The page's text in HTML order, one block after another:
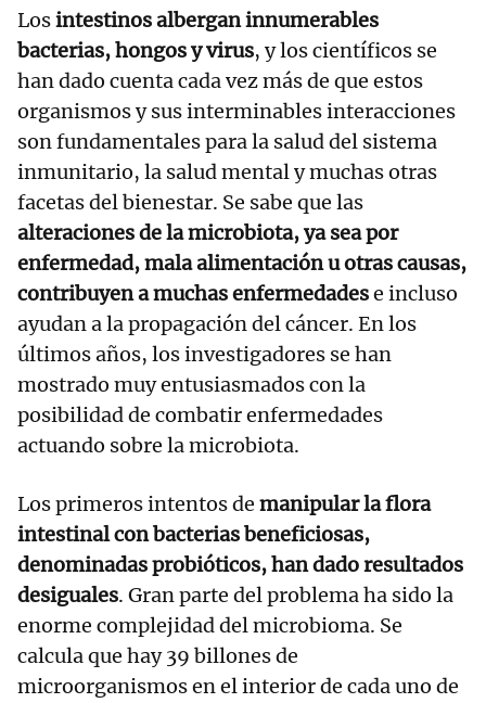
Losintestinos albergan innumerables
bacterias, hongos y virus, y los científicos se
han dado cuenta cada vez más de que estos
organismos y sus interminables interacciones
son fundamentales para la salud del sistema
inmunitario, la salud mental y muchas otras
facetas del bienestar. Se sabe que las
alteraciones de la microbiota, ya sea por
enfermedad, mala alimentación u otras causas,
contribuyen a muchas enfermedadese incluso
ayudan a la propagación del cáncer. En los
últimos años, los investigadores se han
mostrado muy entusiasmados con la
posibilidad de combatir enfermedades
actuando sobre la microbiota.
Los primeros intentos de manipular la flora
intestinal con bacterias beneficiosas,
denominadas probióticos, han dado resultados
desiguales. Gran parte del problema ha sido la
enorme complejidad del microbioma. Se
calcula que hay 39 billones de
microorganismos en el interior de cada uno de